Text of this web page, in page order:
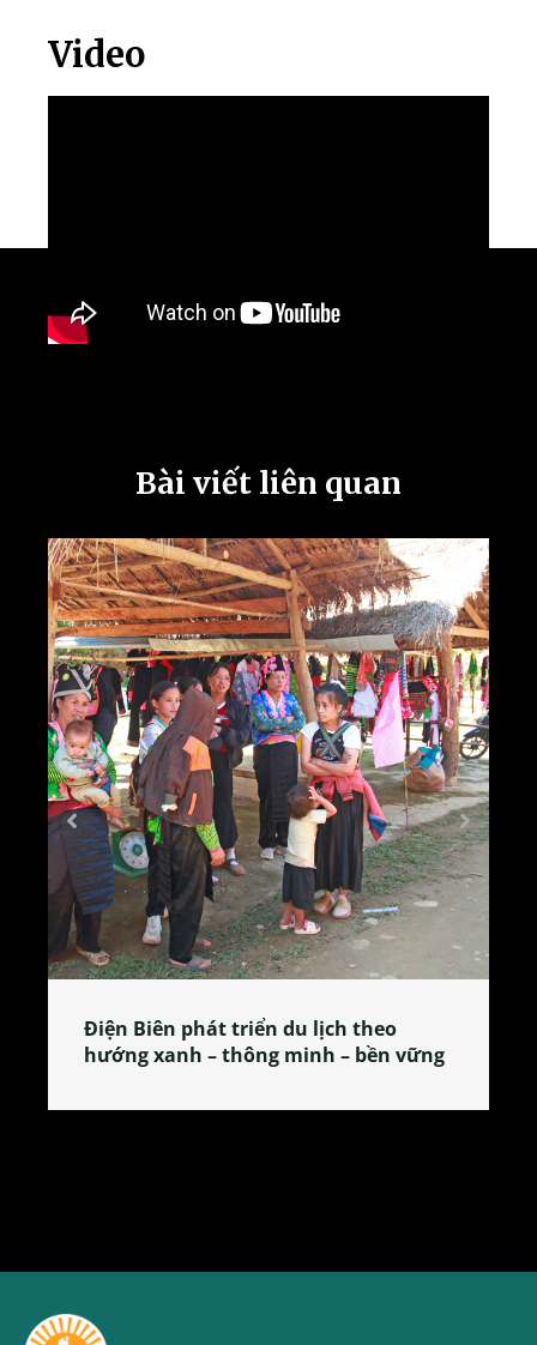
Video
Bài viết liên quan
Làng làm bánh tẻ Phú Nhi – nơi lan
tỏa đặc sản xứ Đoài